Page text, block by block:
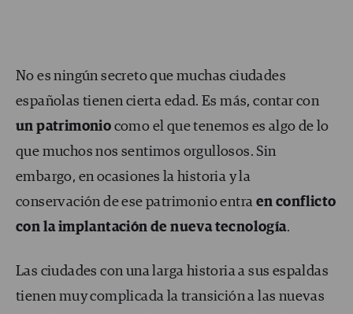
No es ningún secreto que muchas ciudades
españolas tienen cierta edad. Es más, contar con
un patrimonio como el que tenemos es algo de lo
que muchos nos sentimos orgullosos. Sin
embargo, en ocasiones la historia y la
conservación de ese patrimonio entra en conflicto
con la implantación de nueva tecnología.
Las ciudades con una larga historia a sus espaldas
tienen muy complicada la transición a las nuevas